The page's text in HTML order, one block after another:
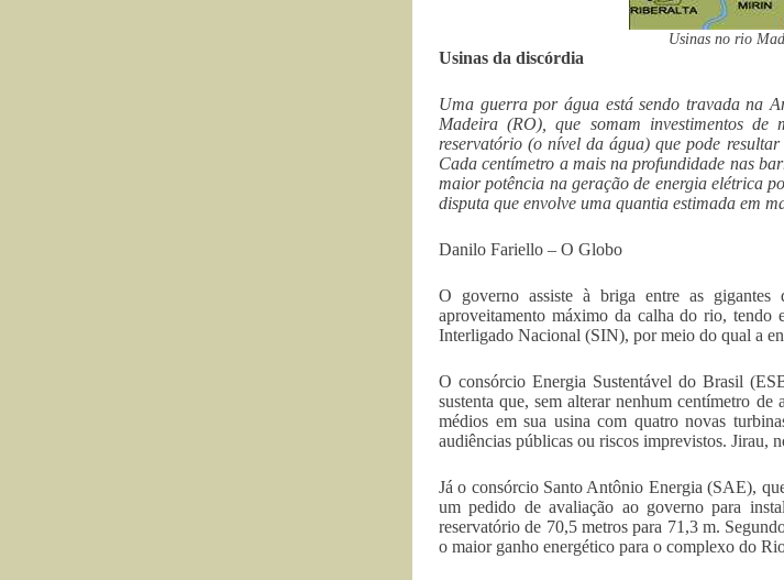
Usinas no rio
Usinas da discórdia
Uma guerra por água está sendo travada na
Madeira (RO), que somam investimentos
reservatório (o nível da água) que pode
Cada centímetro a mais na profundidade nas
maior potência na geração de energia elétrica
disputa que envolve uma quantia estimada em
Danilo Fariello – O Globo
O governo assiste à briga entre as
aproveitamento máximo da calha do rio, tendo
Interligado Nacional (SIN), por meio do qual a
O consórcio Energia Sustentável do Brasil
sustenta que, sem alterar nenhum centímetro
médios em sua usina com quatro novas
audiências públicas ou riscos imprevistos. Jirau,
Já o consórcio Santo Antônio Energia (SAE),
um pedido de avaliação ao governo para
reservatório de 70,5 metros para 71,3 m.
o maior ganho energético para o complexo do